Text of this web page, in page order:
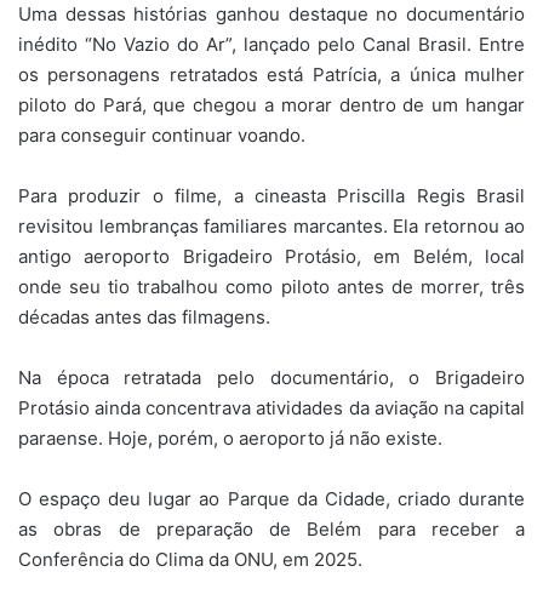
Uma dessas histórias ganhou destaque no documentário
inédito “No Vazio do Ar”, lançado pelo Canal Brasil. Entre
os personagens retratados está Patrícia, a única mulher
piloto do Pará, que chegou a morar dentro de um hangar
para conseguir continuar voando.
Para produzir o filme, a cineasta Priscilla Regis Brasil
revisitou lembranças familiares marcantes. Ela retornou ao
antigo aeroporto Brigadeiro Protásio, em Belém, local
onde seu tio trabalhou como piloto antes de morrer, três
décadas antes das filmagens.
Na época retratada pelo documentário, o Brigadeiro
Protásio ainda concentrava atividades da aviação na capital
paraense. Hoje, porém, o aeroporto já não existe.
O espaço deu lugar ao Parque da Cidade, criado durante
as obras de preparação de Belém para receber a
Conferência do Clima da ONU, em 2025.